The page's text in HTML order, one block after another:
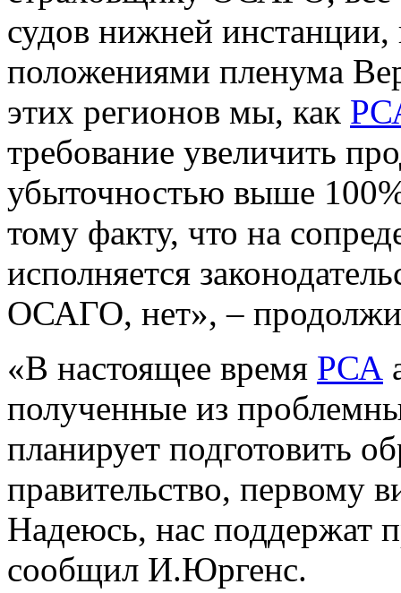
судов нижней
положениями пленума
этих регионов мы, как
требование увеличить
убыточностью выше
тому факту, что на
исполняется
ОСАГО, нет», –
«В настоящее время РСА
полученные из
планирует подготовить
правительство, первому
Надеюсь, нас поддержат
сообщил И.Юргенс.